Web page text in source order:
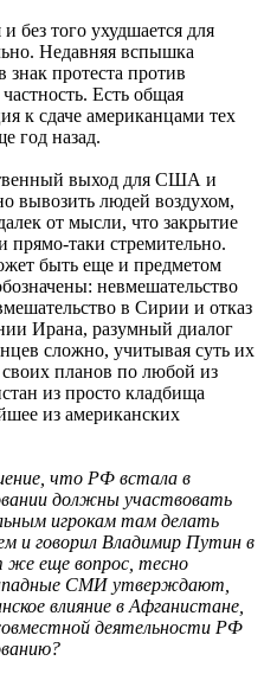
без того ухудшается для
Недавняя вспышка
знак протеста против
Есть общая
к сдаче американцами тех
год назад.
выход для США и
вывозить людей воздухом,
от мысли, что закрытие
прямо-таки стремительно.
быть еще и предметом
невмешательство
в Сирии и отказ
Ирана, разумный диалог
сложно, учитывая суть их
своих планов по любой из
из просто кладбища
из американских
что РФ встала в
должны участвовать
игрокам там делать
и говорил Владимир Путин в
еще вопрос, тесно
СМИ утверждают,
влияние в Афганистане,
деятельности РФ